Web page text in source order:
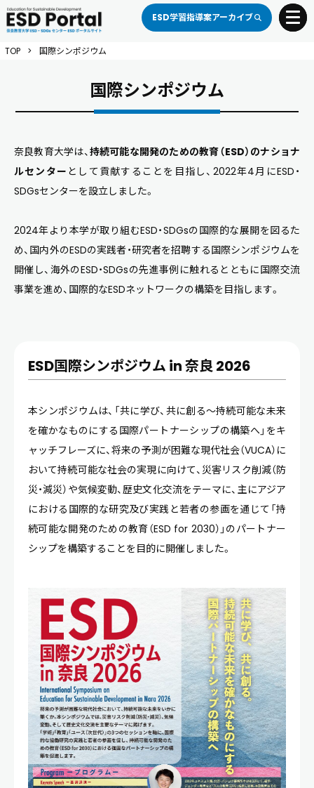
ESD学習指導案アーカイブ toggle
TOP > 国際シンポジウム
国際シンポジウム
奈良教育大学は、持続可能な開発のための教育（ESD）のナショナ
ルセンター として貢献することを目指し、2022年4月にESD・
SDGsセンターを設立しました。
2024年より本学が取り組むESD・SDGsの国際的な展開を図るた
め、国内外のESDの実践者・研究者を招聘する国際シンポジウムを
開催し、海外のESD・SDGsの先進事例に触れるとともに国際交流
事業を進め、国際的なESDネットワークの構築を目指します。
ESD国際シンポジウム in 奈良 2026
本シンポジウムは、「共に学び、共に創る～持続可能な未来
を確かなものにする国際パートナーシップの構築へ」をキ
ャッチフレーズに、将来の予測が困難な現代社会（VUCA）に
おいて持続可能な社会の実現に向けて、災害リスク削減（防
災・減災）や気候変動、歴史文化交流をテーマに、主にアジア
における国際的な研究及び実践と若者の参画を通じて「持
続可能な開発のための教育（ESD for 2030）」のパートナー
シップを構築することを目的に開催しました。